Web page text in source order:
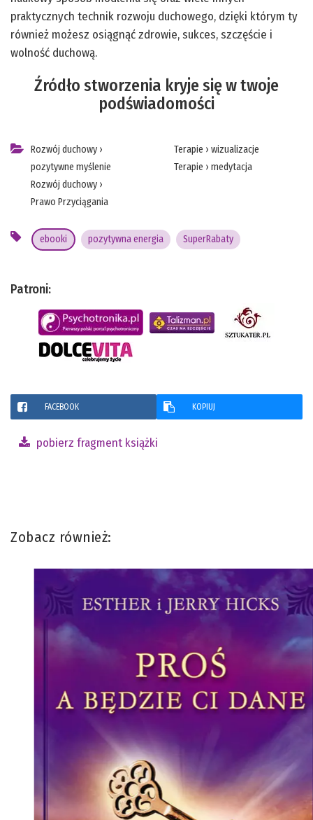
praktycznych technik rozwoju duchowego, dzięki którym ty
również możesz osiągnąć zdrowie, sukces, szczęście i
wolność duchową.
Źródło stworzenia kryje się w twoje
podświadomości
Rozwój duchowy ›
pozytywne myślenie
Rozwój duchowy ›
Prawo Przyciągania
Terapie › wizualizacje
Terapie › medytacja
ebooki pozytywna energia SuperRabaty
Patroni:
FACEBOOK KOPIUJ
pobierz fragment książki
Zobacz również: